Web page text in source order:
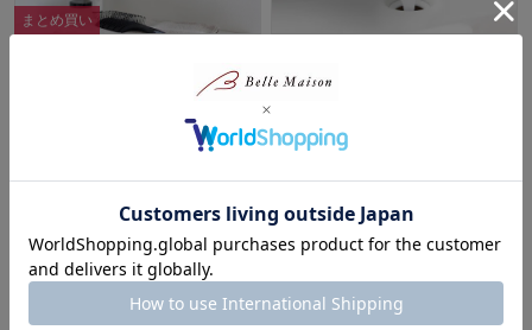
まとめ買い
室用／洗面台用＞